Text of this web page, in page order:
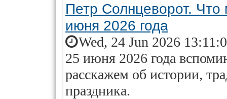
Петр Солнцеворот. Что
июня 2026 года
Wed, 24 Jun 2026
25 июня 2026 года
расскажем об истории,
праздника.